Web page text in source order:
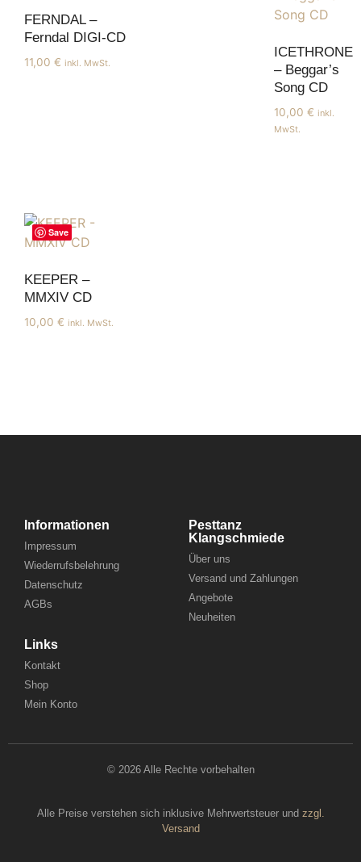
FERNDAL –
Ferndal DIGI-CD
11,00 € inkl. MwSt.
ICETHRONE
– Beggar’s
Song CD
10,00 € inkl.
MwSt.
Save
KEEPER –
MMXIV CD
10,00 € inkl. MwSt.
Informationen
Impressum
Wiederrufsbelehrung
Datenschutz
AGBs
Pesttanz
Klangschmiede
Über uns
Versand und Zahlungen
Angebote
Neuheiten
Links
Kontakt
Shop
Mein Konto
© 2026 Alle Rechte vorbehalten
Alle Preise verstehen sich inklusive Mehrwertsteuer und zzgl.
Versand